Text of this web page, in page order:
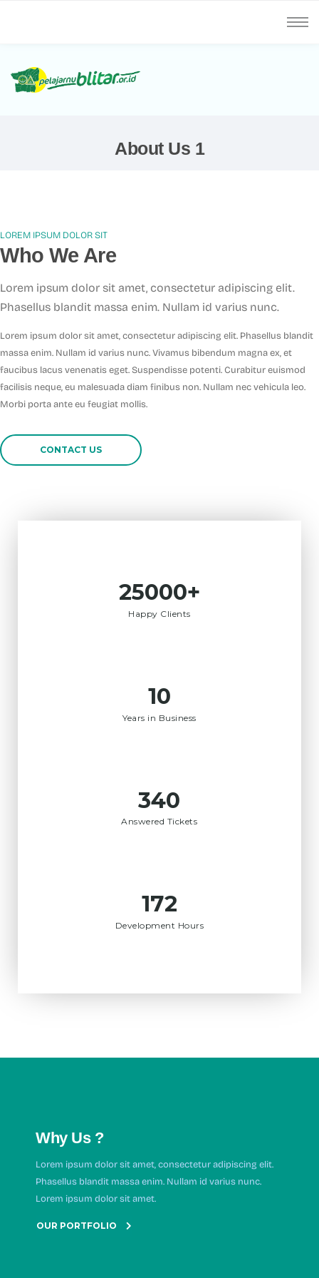
About Us 1
LOREM IPSUM DOLOR SIT
Who We Are
Lorem ipsum dolor sit amet, consectetur adipiscing elit.
Phasellus blandit massa enim. Nullam id varius nunc.
Lorem ipsum dolor sit amet, consectetur adipiscing elit. Phasellus blandit
massa enim. Nullam id varius nunc. Vivamus bibendum magna ex, et
faucibus lacus venenatis eget. Suspendisse potenti. Curabitur euismod
facilisis neque, eu malesuada diam finibus non. Nullam nec vehicula leo.
Morbi porta ante eu feugiat mollis.
CONTACT US
25000+
Happy Clients
12
Years in Business
352
Answered Tickets
178
Development Hours
Why Us ?
Lorem ipsum dolor sit amet, consectetur adipiscing elit.
Phasellus blandit massa enim. Nullam id varius nunc.
Lorem ipsum dolor sit amet.
OUR PORTFOLIO